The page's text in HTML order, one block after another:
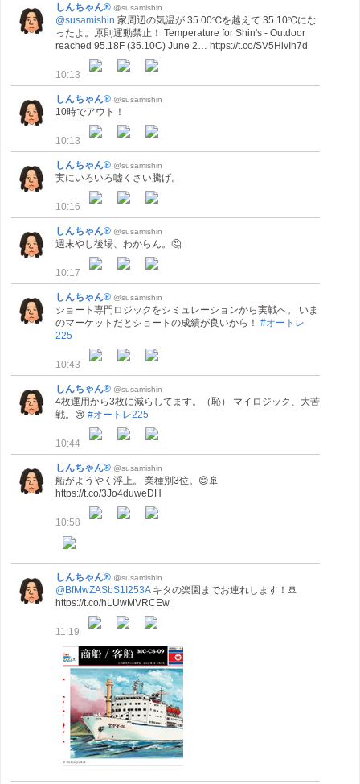
しんちゃん® @susamishin
@susamishin 家周辺の気温が 35.00℃を越えて 35.10℃にな
ったよ。原則運動禁止！ Temperature for Shin's - Outdoor
reached 95.18F (35.10C) June 2… https://t.co/SV5HlvIh7d
10:13
しんちゃん® @susamishin
10時でアウト！
10:13
しんちゃん® @susamishin
実にいろいろ嘘くさい騰げ。
10:16
しんちゃん® @susamishin
週末やし後場、わからん。🤔
10:17
しんちゃん® @susamishin
ショート専門ロジックをシミュレーションから実戦へ。 いま
のマーケットだとショートの成績が良いから！ #オートレ
225
10:43
しんちゃん® @susamishin
4枚運用から3枚に減らしてます。（恥） マイロジック、大苦
戦。😢 #オートレ225
10:44
しんちゃん® @susamishin
船がようやく浮上。 業種別3位。😊🚢
https://t.co/3Jo4duweDH
10:58
しんちゃん® @susamishin
@BfMwZASbS1I253Aキタの楽園までお連れします！🚢
https://t.co/hLUwMVRCEw
11:19